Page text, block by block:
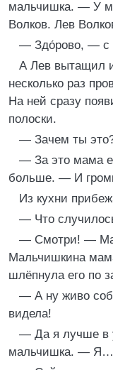
мальчишка. — У
Волков. Лев
— Здо́рово, — с
А Лев вытащил
несколько раз
На ней сразу
полоски.
— Зачем ты
— За это мама
больше. — И
Из кухни
— Что
— Смотри! —
Мальчишкина
шлёпнула его по
— А ну живо
видела!
— Да я лучше в
мальчишка. — Я…